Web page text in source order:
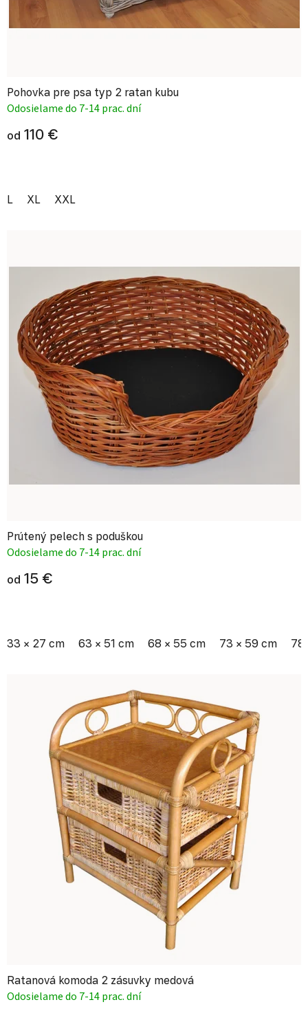
Pohovka pre psa typ 2 ratan kubu
Odosielame do 7-14 prac. dní
od 110 €
L XL XXL
Prútený pelech s poduškou
Odosielame do 7-14 prac. dní
od 15 €
33 × 27 cm 63 × 51 cm 68 × 55 cm 73 × 59 cm 78
Ratanová komoda 2 zásuvky medová
Odosielame do 7-14 prac. dní